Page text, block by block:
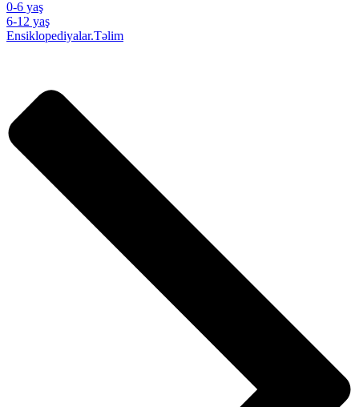
0-6 yaş
6-12 yaş
Ensiklopediyalar.Təlim